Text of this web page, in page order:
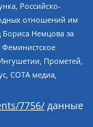
Российско-
отношений им
Немцова за
Прометей,
СОТА медиа,
7756/ данные